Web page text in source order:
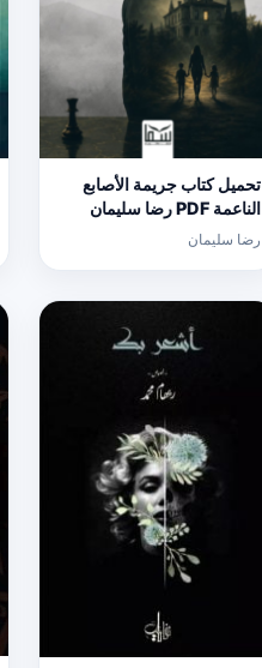
تحميل كتاب جريمة الأصابع
الناعمة PDF رضا سليمان
مجانا
رضا سليمان